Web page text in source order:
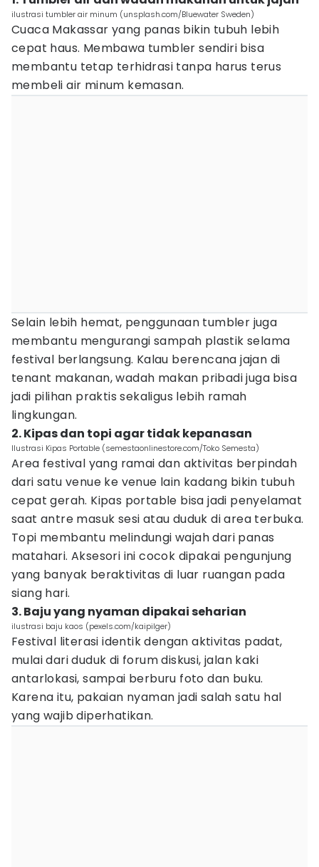
ilustrasi tumbler air minum (unsplash.com/Bluewater Sweden)
Cuaca Makassar yang panas bikin tubuh lebih
cepat haus. Membawa tumbler sendiri bisa
membantu tetap terhidrasi tanpa harus terus
membeli air minum kemasan.
Selain lebih hemat, penggunaan tumbler juga
membantu mengurangi sampah plastik selama
festival berlangsung. Kalau berencana jajan di
tenant makanan, wadah makan pribadi juga bisa
jadi pilihan praktis sekaligus lebih ramah
lingkungan.
2. Kipas dan topi agar tidak kepanasan
Ilustrasi Kipas Portable (semestaonlinestore.com/Toko Semesta)
Area festival yang ramai dan aktivitas berpindah
dari satu venue ke venue lain kadang bikin tubuh
cepat gerah. Kipas portable bisa jadi penyelamat
saat antre masuk sesi atau duduk di area terbuka.
Topi membantu melindungi wajah dari panas
matahari. Aksesori ini cocok dipakai pengunjung
yang banyak beraktivitas di luar ruangan pada
siang hari.
3. Baju yang nyaman dipakai seharian
ilustrasi baju kaos (pexels.com/kaipilger)
Festival literasi identik dengan aktivitas padat,
mulai dari duduk di forum diskusi, jalan kaki
antarlokasi, sampai berburu foto dan buku.
Karena itu, pakaian nyaman jadi salah satu hal
yang wajib diperhatikan.